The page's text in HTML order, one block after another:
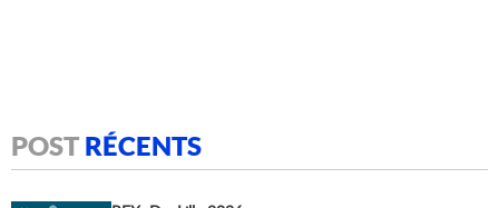
POST RÉCENTS